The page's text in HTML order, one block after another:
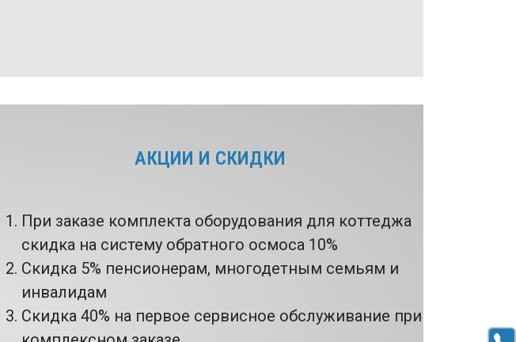
АКЦИИ И СКИДКИ
При заказе комплекта оборудования для коттеджа
скидка на систему обратного осмоса 10%
Скидка 5% пенсионерам, многодетным семьям и
инвалидам
Скидка 40% на первое сервисное обслуживание при